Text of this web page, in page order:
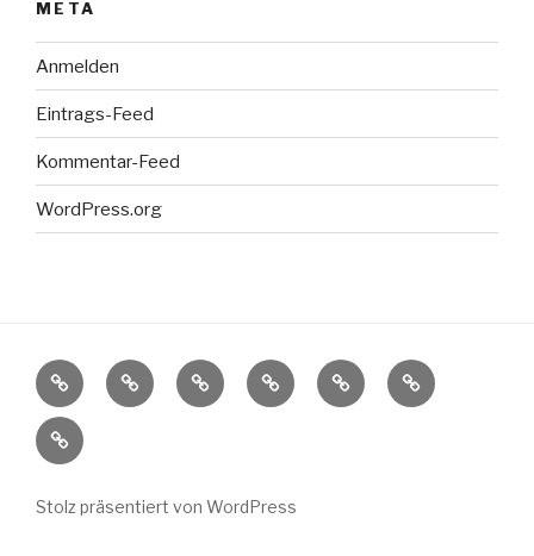
META
Anmelden
Eintrags-Feed
Kommentar-Feed
WordPress.org
Die
Ungarndeutschen
Wir
über
Unser
ehrenamtliches
Unser
Förderverein
Unsere
aktuellen
Fakten-
Check
Impressum
–
Stolz präsentiert von WordPress